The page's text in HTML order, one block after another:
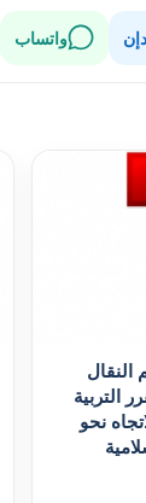
واتساب
النقال
التربية
نحو